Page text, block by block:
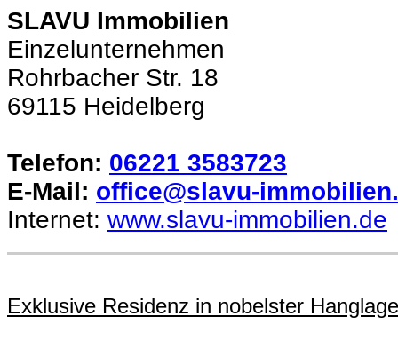
SLAVU Immobilien
Einzelunternehmen
Rohrbacher Str. 18
69115 Heidelberg
Telefon: 06221 3583723
E-Mail: office@slavu-
Internet: www.slavu-immobilien.de
Exklusive Residenz in nobelster